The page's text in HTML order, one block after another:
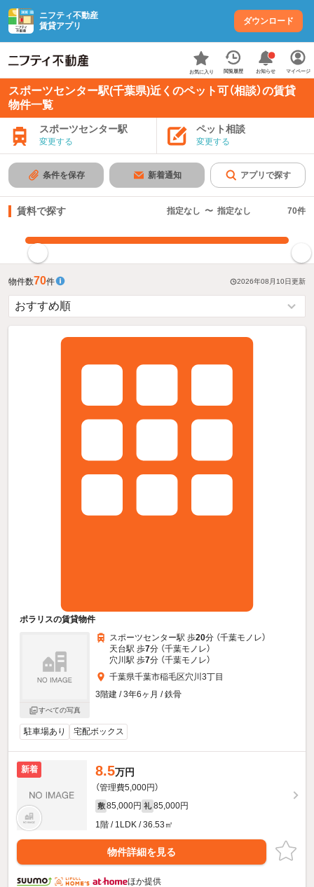
ニフティ不動産
賃貸アプリ
ダウンロード
お気に入り 閲覧履歴 お知らせ マイページ
スポーツセンター駅(千葉県)近くのペット可（相談）の賃貸
物件一覧
スポーツセンター駅
変更する
ペット相談
変更する
条件を保存 新着通知 アプリで探す
賃料で探す 指定なし 〜 指定なし 70件
物件数70件 2026年08月10日更新
ポラリスの賃貸物件
すべての写真
スポーツセンター駅 歩20分 （千葉モノレ）
天台駅 歩7分 （千葉モノレ）
穴川駅 歩7分 （千葉モノレ）
千葉県千葉市稲毛区穴川3丁目
3階建 / 3年6ヶ月 / 鉄骨
駐車場あり 宅配ボックス
新着 8.5万円
（管理費5,000円）
敷 85,000円 礼 85,000円
1階 / 1LDK / 36.53㎡
物件詳細を見る
ほか提供